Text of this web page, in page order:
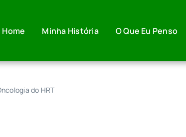
Home Minha História O Que Eu Penso
do HRT